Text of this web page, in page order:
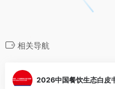
相关导航
2026中国餐饮生态白皮